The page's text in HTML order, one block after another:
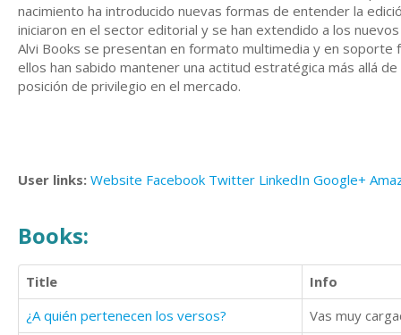
nacimiento ha introducido nuevas formas de entender la
iniciaron en el sector editorial y se han extendido a los
Alvi Books se presentan en formato multimedia y en
ellos han sabido mantener una actitud estratégica más allá
posición de privilegio en el mercado.
User links: Website Facebook Twitter LinkedIn Google+
Books:
Title
Info
¿A quién pertenecen los versos?